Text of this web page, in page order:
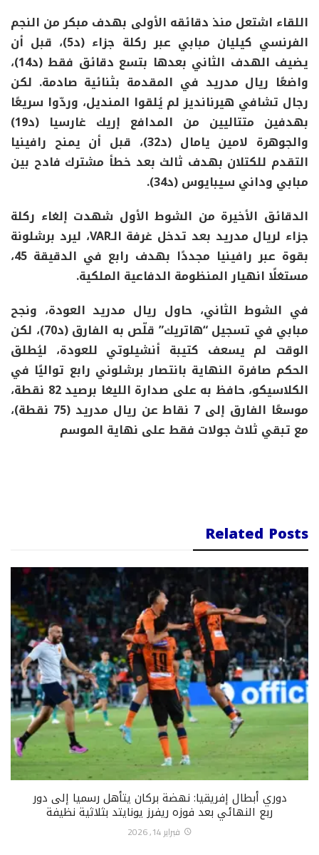
اللقاء اشتعل منذ دقائقه الأولى بهدف مبكر من النجم
الفرنسي كيليان مبابي عبر ركلة جزاء (د5)، قبل أن
يضيف الهدف الثاني بعدها بتسع دقائق فقط (د14)،
واضعًا ريال مدريد في المقدمة بثنائية صادمة. لكن
رجال تشافي هيرنانديز لم يُلقوا المنديل، وردّوا سريعًا
بهدفين متتاليين من المدافع إريك غارسيا (د19)
والجوهرة لامين يامال (د32)، قبل أن يمنح رافينيا
التقدم للكتلان بهدف ثالث بعد خطأ مشترك فادح بين
مبابي وداني سيبايوس (د34).
الدقائق الأخيرة من الشوط الأول شهدت إلغاء ركلة
جزاء لريال مدريد بعد تدخل غرفة الـVAR، ليرد برشلونة
بقوة عبر رافينيا مجددًا بهدف رابع في الدقيقة 45،
مستغلًا انهيار المنظومة الدفاعية الملكية.
في الشوط الثاني، حاول ريال مدريد العودة، ونجح
مبابي في تسجيل “هاتريك” قلّص به الفارق (د70)، لكن
الوقت لم يسعف كتيبة أنشيلوتي للعودة، ليُطلق
الحكم صافرة النهاية بانتصار برشلوني رابع تواليًا في
الكلاسيكو، حافظ به على صدارة الليغا برصيد 82 نقطة،
موسعًا الفارق إلى 7 نقاط عن ريال مدريد (75 نقطة)،
مع تبقي ثلاث جولات فقط على نهاية الموسم
Related Posts
دوري أبطال إفريقيا: نهضة بركان يتأهل رسميا إلى دور
ربع النهائي بعد فوزه ريفرز يونايتد بثلاثية نظيفة
فبراير 14, 2026